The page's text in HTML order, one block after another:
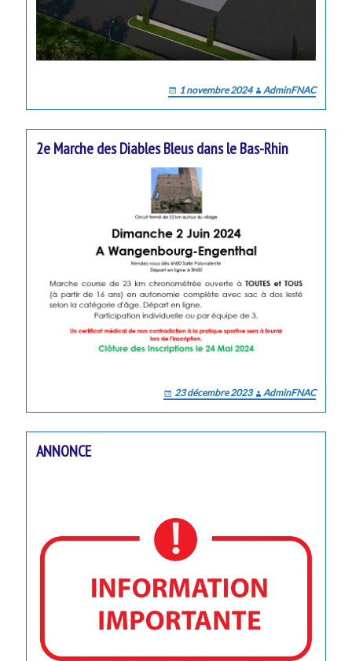
1 novembre 2024 AdminFNAC
2e Marche des Diables Bleus dans le Bas-Rhin
23 décembre 2023 AdminFNAC
ANNONCE